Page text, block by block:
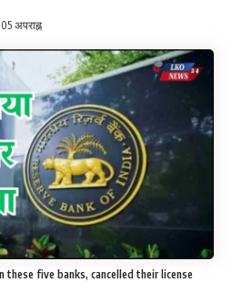
अपराह्न
these five banks, cancelled their license